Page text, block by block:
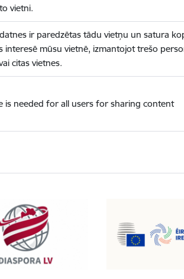
vietni.
ir paredzētas tādu vietņu un satura
interesē mūsu vietnē, izmantojot trešo
citas vietnes.
is needed for all users for sharing content